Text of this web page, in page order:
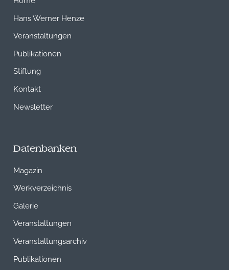
Hans Werner Henze
Veranstaltungen
Publikationen
Stiftung
Kontakt
Newsletter
Datenbanken
Magazin
Werkverzeichnis
Galerie
Veranstaltungen
Veranstaltungsarchiv
Publikationen